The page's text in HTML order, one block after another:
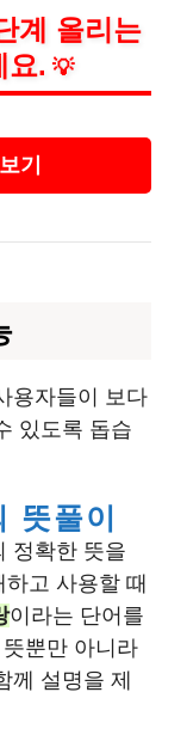
계 올리는
요. 💡
기
용자들이 보다
있도록 돕습
뜻풀이
정확한 뜻을
고 사용할 때
이라는 단어를
뿐만 아니라
께 설명을 제